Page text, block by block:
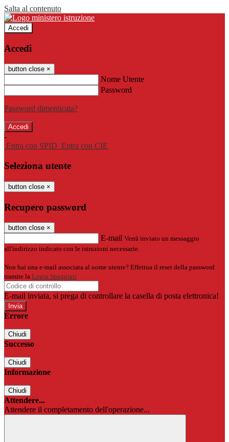
Salta al contenuto
Accedi
Accedi
button close ×
Nome Utente
Password
Password dimenticata?
-
Entra con SPID Entra con CIE
Seleziona utente
button close ×
Recupero password
button close ×
E-mail Verrà inviato un messaggio
all'indirizzo indicato con le istruzioni necessarie.
Non hai una e-mail associata al nome utente? Effettua il reset della password
tramite la Login Spaggiari
E-mail inviata, si prega di controllare la casella di posta elettronica!
Errore
Chiudi
Successo
Chiudi
Informazione
Chiudi
Attendere...
Attendere il completamento dell'operazione...